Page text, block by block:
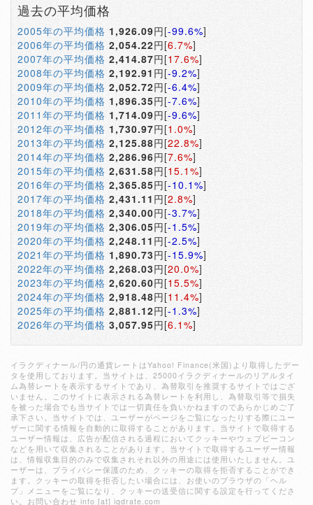
過去の平均価格
2005年の平均価格 1,926.09円[-99.6%]
2006年の平均価格 2,054.22円[6.7%]
2007年の平均価格 2,414.87円[17.6%]
2008年の平均価格 2,192.91 円[-9.2%]
2009年の平均価格 2,052.72円[-6.4%]
2010年の平均価格 1,896.35円[-7.6%]
2011年の平均価格 1,714.09円[-9.6%]
2012年の平均価格 1,730.97円[1.0%]
2013年の平均価格 2,125.88円[22.8%]
2014年の平均価格 2,286.96円[7.6%]
2015年の平均価格 2,631.58円[15.1%]
2016年の平均価格 2,365.85円[-10.1%]
2017年の平均価格 2,431.11 円[2.8%]
2018年の平均価格 2,340.00円[-3.7%]
2019年の平均価格 2,306.05円[-1.5%]
2020年の平均価格 2,248.11 円[-2.5%]
2021年の平均価格 1,890.73円[-15.9%]
2022年の平均価格 2,268.03円[20.0%]
2023年の平均価格 2,620.60円[15.5%]
2024年の平均価格 2,918.48円[11.4%]
2025年の平均価格 2,881.12円[-1.3%]
2026年の平均価格 3,057.95円[6.1%]
イラクディナール/円の通貨レートはYahoo! Finance(米国)より取得したデー
タを使用しております。当サイトは、25000イラクディナールのリアルタイ
ム為替レートを表示するサイトであり、為替取引を推奨するサイトではござ
いません。このサイトに表示される為替レートを利用し、為替取引等で損失
を被った場合でも当サイトでは一切責任を負いかねますのであらかじめご了
承下さい。当サイトでは、ユーザーがページをご覧になったりする際にユー
ザーに関する情報を自動的に取得することがあります。当サイトで取得する
ユーザー情報は、広告が配信される過程においてクッキーやウェブビーコン
などを用いて収集されることがあります。当サイトで取得するユーザー情報
は、情報収集目的のみで収集されそれ以外の用途には使用いたしません。ユ
ーザーは、プライバシー保護のため、クッキーの取得を拒否することができ
ます。クッキーの取得を拒否したい場合には、お使いのブラウザの「ヘル
プ」メニューをご覧になり、クッキーの送受信に関する設定を行ってくださ
い。お問い合わせ info [at] iqdrate.com